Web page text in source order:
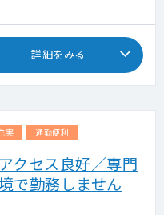
詳細をみる
実 通勤便利
クセス良好／専門
で勤務しません